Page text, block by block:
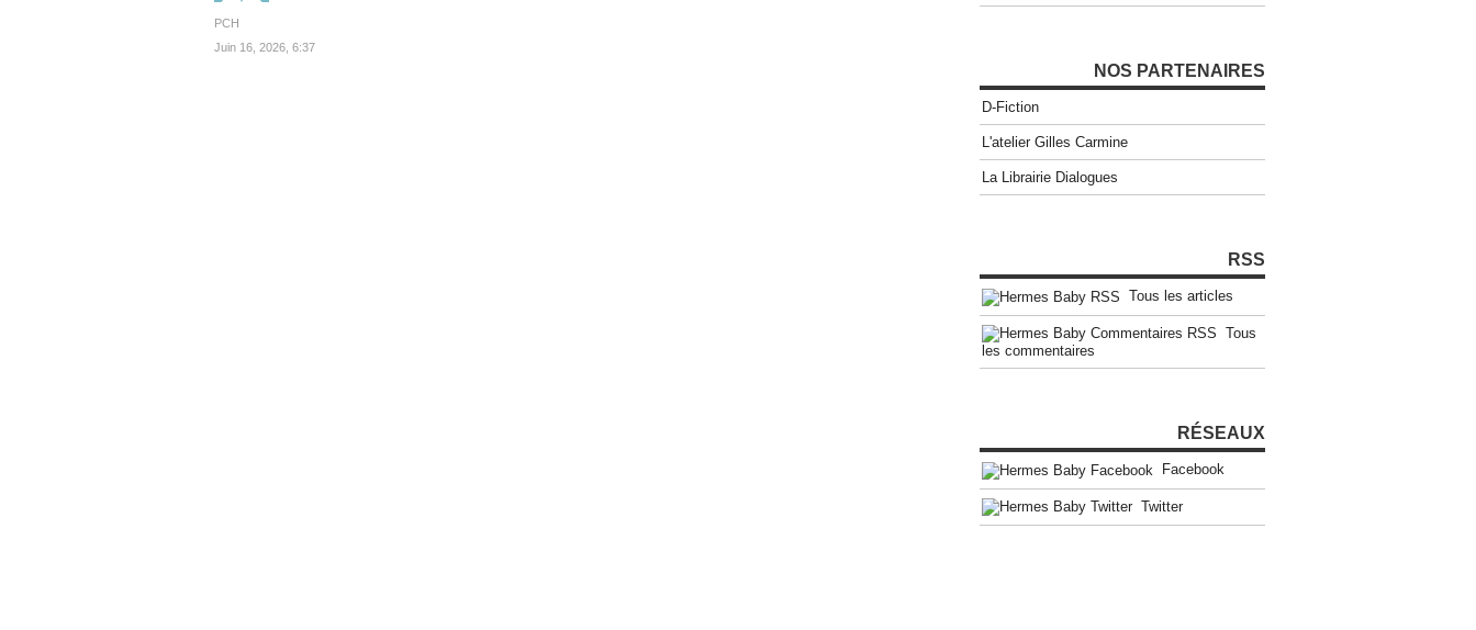
PCH
Juin 16, 2026, 6:37
NOS PARTENAIRES
D-Fiction
L'atelier Gilles Carmine
La Librairie Dialogues
RSS
Tous les articles
Tous
les commentaires
RÉSEAUX
Facebook
Twitter